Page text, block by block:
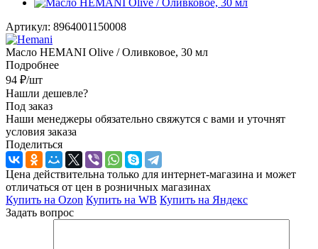
Артикул: 8964001150008
Масло HEMANI Olive / Оливковое, 30 мл
Подробнее
94 ₽/шт
Нашли дешевле?
Под заказ
Наши менеджеры обязательно свяжутся с вами и уточнят
условия заказа
Поделиться
Цена действительна только для интернет-магазина и может
отличаться от цен в розничных магазинах
Купить на Ozon Купить на WB Купить на Яндекс
Задать вопрос